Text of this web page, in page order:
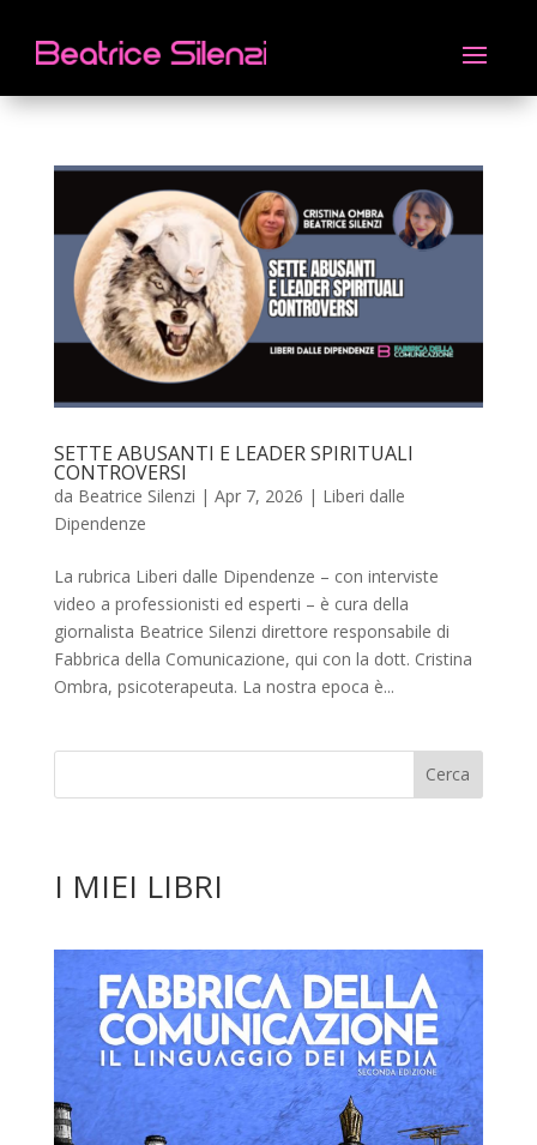
SETTE ABUSANTI E LEADER SPIRITUALI
CONTROVERSI
da Beatrice Silenzi | Apr 7, 2026 | Liberi dalle
Dipendenze
La rubrica Liberi dalle Dipendenze – con interviste
video a professionisti ed esperti – è cura della
giornalista Beatrice Silenzi direttore responsabile di
Fabbrica della Comunicazione, qui con la dott. Cristina
Ombra, psicoterapeuta. La nostra epoca è...
I MIEI LIBRI